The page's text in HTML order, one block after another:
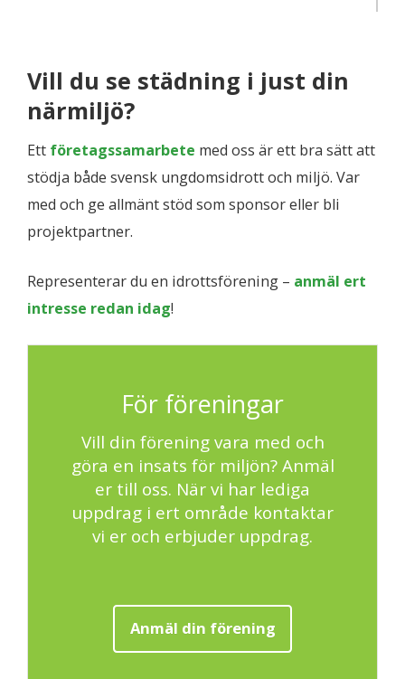
Vill du se städning i just din
närmiljö?
Ett företagssamarbete med oss är ett bra sätt att
stödja både svensk ungdomsidrott och miljö. Var
med och ge allmänt stöd som sponsor eller bli
projektpartner.
Representerar du en idrottsförening – anmäl ert
intresse redan idag!
För föreningar
Vill din förening vara med och
göra en insats för miljön? Anmäl
er till oss. När vi har lediga
uppdrag i ert område kontaktar
vi er och erbjuder uppdrag.
Anmäl din förening